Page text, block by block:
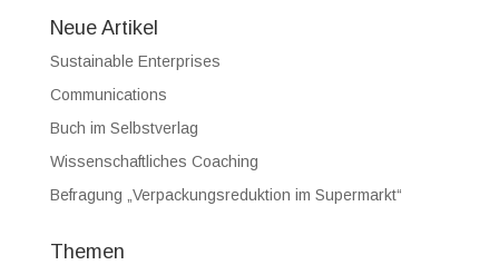
Neue Artikel
Sustainable Enterprises
Communications
Buch im Selbstverlag
Wissenschaftliches Coaching
Befragung „Verpackungsreduktion im Supermarkt“
Themen